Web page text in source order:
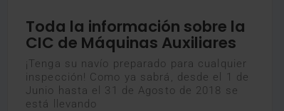
Toda la información sobre la
CIC de Máquinas Auxiliares
¡Tenga su navío preparado para cualquier
inspección! Como ya sabrá, desde el 1 de
Junio hasta el 31 de Agosto de 2018 se
está llevando